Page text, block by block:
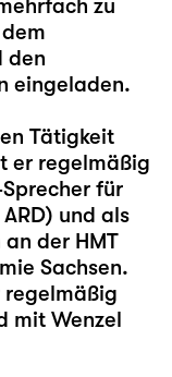
zu
den
eingeladen.
Tätigkeit
er regelmäßig
für
und als
der HMT
Sachsen.
regelmäßig
mit Wenzel